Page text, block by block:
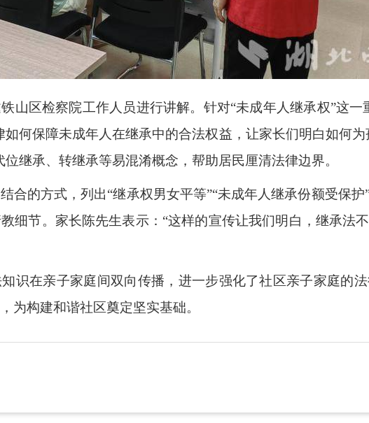
山区检察院工作人员进行讲解。针对“未成年人继承权”这
如何保障未成年人在继承中的合法权益，让家长们明白如何
继承、转继承等易混淆概念，帮助居民厘清法律边界。
合的方式，列出“继承权男女平等”“未成年人继承份额受保
细节。家长陈先生表示：“这样的宣传让我们明白，继承法
识在亲子家庭间双向传播，进一步强化了社区亲子家庭的
为构建和谐社区奠定坚实基础。